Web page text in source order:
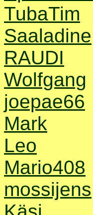
TubaTim
Saaladine
RAUDI
Wolfgang
joepae66
Mark
Leo
Mario408
mossijens